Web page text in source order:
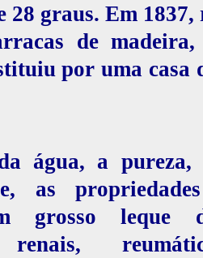
28 graus. Em 1837,
de
por uma casa
água, a
as
grosso leque
renais,